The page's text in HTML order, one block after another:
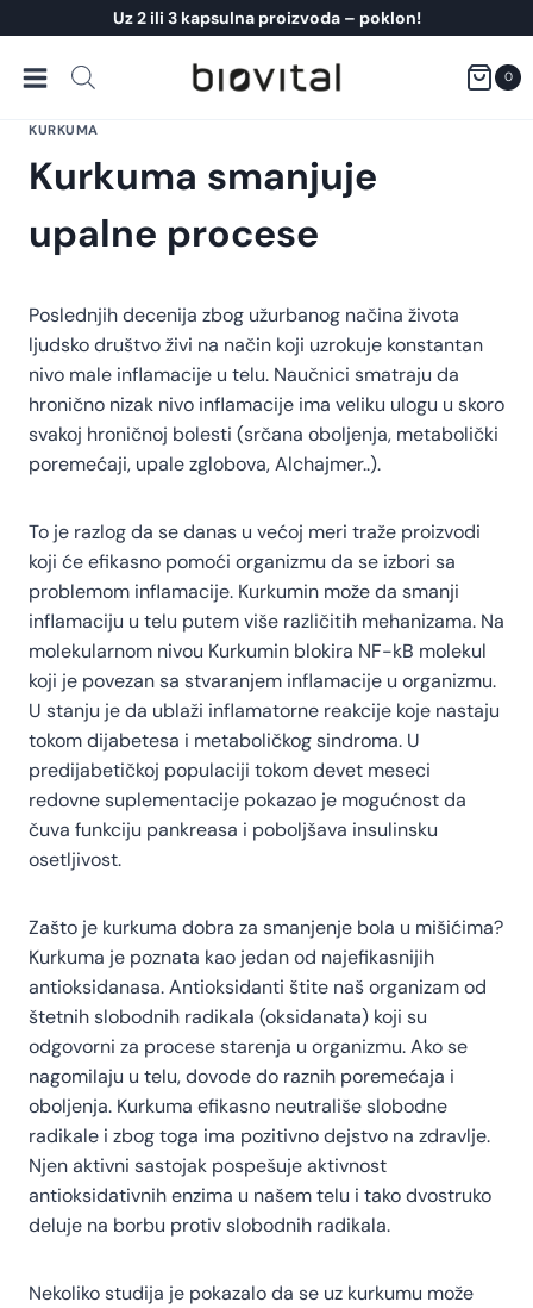
to
content
Uz 2 ili 3 kapsulna proizvoda – poklon!
0
KURKUMA
Kurkuma smanjuje
upalne procese
Poslednjih decenija zbog užurbanog načina života
ljudsko društvo živi na način koji uzrokuje konstantan
nivo male inflamacije u telu. Naučnici smatraju da
hronično nizak nivo inflamacije ima veliku ulogu u skoro
svakoj hroničnoj bolesti (srčana oboljenja, metabolički
poremećaji, upale zglobova, Alchajmer..).
To je razlog da se danas u većoj meri traže proizvodi
koji će efikasno pomoći organizmu da se izbori sa
problemom inflamacije. Kurkumin može da smanji
inflamaciju u telu putem više različitih mehanizama. Na
molekularnom nivou Kurkumin blokira NF-kB molekul
koji je povezan sa stvaranjem inflamacije u organizmu.
U stanju je da ublaži inflamatorne reakcije koje nastaju
tokom dijabetesa i metaboličkog sindroma. U
predijabetičkoj populaciji tokom devet meseci
redovne suplementacije pokazao je mogućnost da
čuva funkciju pankreasa i poboljšava insulinsku
osetljivost.
Zašto je kurkuma dobra za smanjenje bola u mišićima?
Kurkuma je poznata kao jedan od najefikasnijih
antioksidanasa. Antioksidanti štite naš organizam od
štetnih slobodnih radikala (oksidanata) koji su
odgovorni za procese starenja u organizmu. Ako se
nagomilaju u telu, dovode do raznih poremećaja i
oboljenja. Kurkuma efikasno neutrališe slobodne
radikale i zbog toga ima pozitivno dejstvo na zdravlje.
Njen aktivni sastojak pospešuje aktivnost
antioksidativnih enzima u našem telu i tako dvostruko
deluje na borbu protiv slobodnih radikala.
Nekoliko studija je pokazalo da se uz kurkumu može